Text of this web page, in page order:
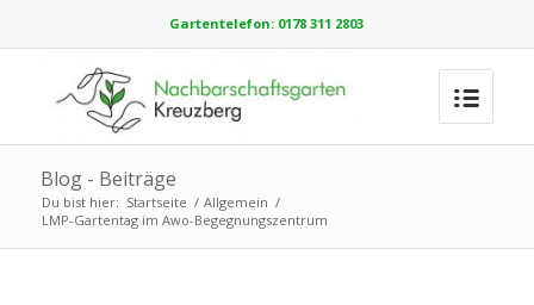
Gartentelefon: 0178 311 2803
Blog - Beiträge
Du bist hier: Startseite / Allgemein /
LMP-Gartentag im Awo-Begegnungszentrum